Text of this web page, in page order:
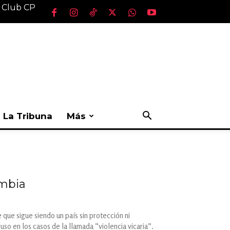
CP
La Tribuna Más
sigue siendo un país sin protección ni
en los casos de la llamada “violencia vicaria”.